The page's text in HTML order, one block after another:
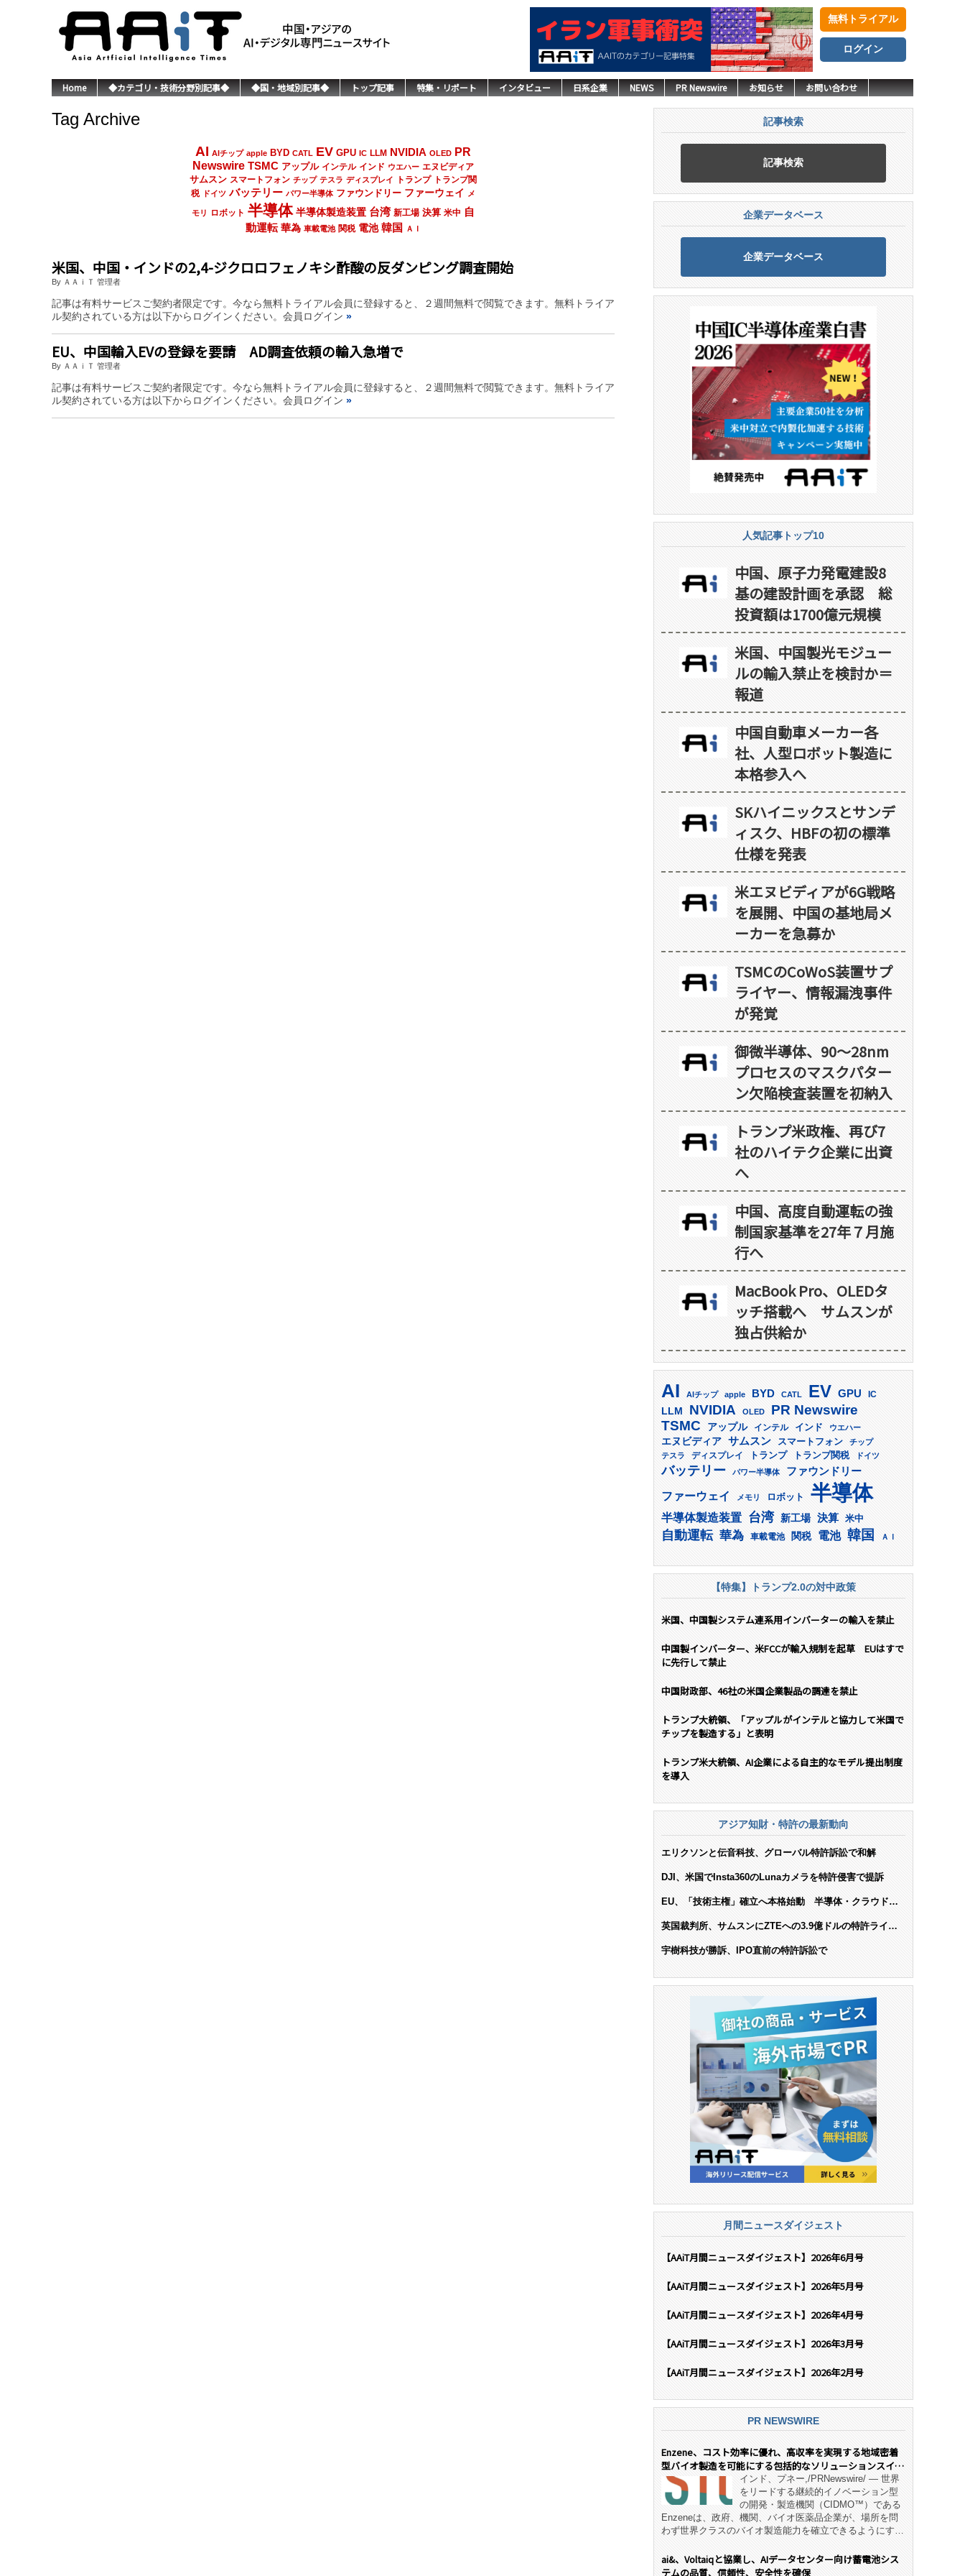
無料トライアル
ログイン
Home ◆カテゴリ・技術分野別記事◆ ◆国・地域別記事◆ トップ記事 特集・リポート インタビュー 日系企業 NEWS PR Newswire お知らせ お問い合わせ
Tag Archive
AI AIチップ apple BYD CATL EV GPU IC LLM NVIDIA OLED PR
Newswire TSMC アップル インテル インド ウエハー エヌビディア
サムスン スマートフォン チップ テスラ ディスプレイ トランプ
トランプ関
税
ドイツ バッテリー パワー半導体 ファウンドリー ファーウェイ メ
モリ ロボット 半導体 半導体製造装置 台湾 新工場 決算 米中 自
動運転 華為 車載電池 関税 電池 韓国 ＡＩ
米国、中国・インドの2,4-ジクロロフェノキシ酢酸の反ダンピング調査開始
By ＡＡｉＴ 管理者
記事は有料サービスご契約者限定です。今なら無料トライアル会員に登録すると、２週間無料で閲覧できます。無料トライア
ル契約されている方は以下からログインください。会員ログイン »
EU、中国輸入EVの登録を要請 AD調査依頼の輸入急増で
By ＡＡｉＴ 管理者
記事は有料サービスご契約者限定です。今なら無料トライアル会員に登録すると、２週間無料で閲覧できます。無料トライア
ル契約されている方は以下からログインください。会員ログイン »
記事検索
記事検索
企業データベース
企業データベース
人気記事トップ10
中国、原子力発電建設8
基の建設計画を承認 総
投資額は1700億元規模
米国、中国製光モジュー
ルの輸入禁止を検討か＝
報道
中国自動車メーカー各
社、人型ロボット製造に
本格参入へ
SKハイニックスとサンデ
ィスク、HBFの初の標準
仕様を発表
米エヌビディアが6G戦略
を展開、中国の基地局メ
ーカーを急募か
TSMCのCoWoS装置サプ
ライヤー、情報漏洩事件
が発覚
御微半導体、90～28nm
プロセスのマスクパター
ン欠陥検査装置を初納入
トランプ米政権、再び7
社のハイテク企業に出資
へ
中国、高度自動運転の強
制国家基準を27年７月施
行へ
MacBook Pro、OLEDタ
ッチ搭載へ サムスンが
独占供給か
AI AIチップ apple BYD CATL EV GPU IC
LLM NVIDIA OLED PR Newswire
TSMC アップル インテル インド ウエハー
エヌビディア サムスン スマートフォン
チップ
テスラ
ディスプレイ トランプ トランプ関税 ドイツ
バッテリー パワー半導体 ファウンドリー
ファーウェイ メモリ ロボット 半導体
半導体製造装置 台湾 新工場 決算 米中
自動運転 華為 車載電池 関税 電池 韓国 ＡＩ
【特集】トランプ2.0の対中政策
米国、中国製システム連系用インバーターの輸入を禁止
中国製インバーター、米FCCが輸入規制を起草 EUはすで
に先行して禁止
中国財政部、46社の米国企業製品の調達を禁止
トランプ大統領、「アップルがインテルと協力して米国で
チップを製造する」と表明
トランプ米大統領、AI企業による自主的なモデル提出制度
を導入
アジア知財・特許の最新動向
エリクソンと伝音科技、グローバル特許訴訟で和解
DJI、米国でInsta360のLunaカメラを特許侵害で提訴
EU、「技術主権」確立へ本格始動 半導体・クラウド・
英国裁判所、サムスンにZTEへの3.9億ドルの特許ライセ
宇樹科技が勝訴、IPO直前の特許訴訟で
月間ニュースダイジェスト
【AAiT月間ニュースダイジェスト】2026年6月号
【AAiT月間ニュースダイジェスト】2026年5月号
【AAiT月間ニュースダイジェスト】2026年4月号
【AAiT月間ニュースダイジェスト】2026年3月号
【AAiT月間ニュースダイジェスト】2026年2月号
PR NEWSWIRE
Enzene、コスト効率に優れ、高収率を実現する地域密着
型バイオ製造を可能にする包括的なソリューションスイー
ト「NeX™」 をリリースインド、プネー,/PRNewswire/ — 世界
をリードする継続的イノベーション型
の開発・製造機関（CIDMO™）である
Enzeneは、政府、機関、バイオ医薬品企業が、場所を問
わず世界クラスのバイオ製造能力を確立できるようにす
デル「NeX™」の立ち上げを発表しました。 同社の実績
あるEnzeneX® fully‑connected continuous
ai&、Voltaiqと協業し、AIデータセンター向け蓄電池シス
テムの品質、信頼性、安全性を確保